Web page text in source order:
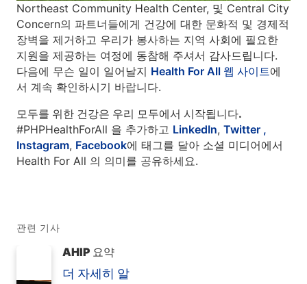
Northeast Community Health Center, 및 Central City
Concern의 파트너들에게 건강에 대한 문화적 및 경제적
장벽을 제거하고 우리가 봉사하는 지역 사회에 필요한
지원을 제공하는 여정에 동참해 주셔서 감사드립니다.
다음에 무슨 일이 일어날지 Health For All 웹 사이트에
서 계속 확인하시기 바랍니다.
모두를 위한 건강은 우리 모두에서 시작됩니다.
#PHPHealthForAll 을 추가하고 LinkedIn, Twitter ,
Instagram, Facebook에 태그를 달아 소셜 미디어에서
Health For All 의 의미를 공유하세요.
관련 기사
AHIP 요약
더 자세히 알